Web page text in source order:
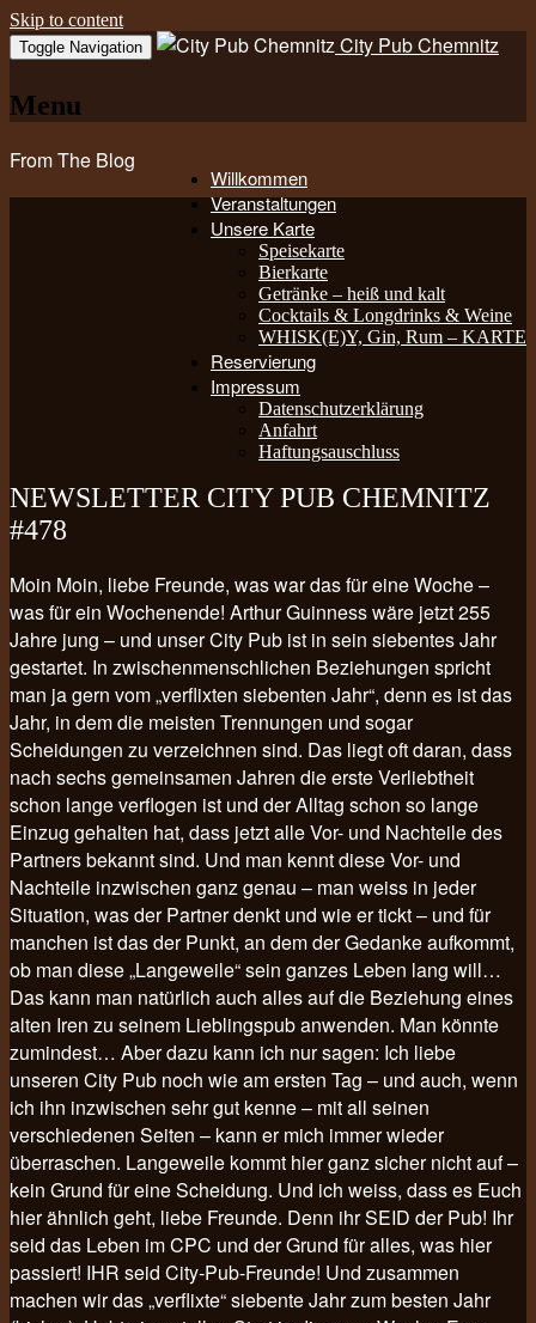
Skip to content
Toggle Navigation City Pub Chemnitz
Menu
Willkommen
Veranstaltungen
Unsere Karte
Speisekarte
Bierkarte
Getränke – heiß und kalt
Cocktails & Longdrinks & Weine
WHISK(E)Y, Gin, Rum – KARTE
Reservierung
Impressum
Datenschutzerklärung
Anfahrt
Haftungsauschluss
From The Blog
NEWSLETTER CITY PUB CHEMNITZ
#478
Moin Moin, liebe Freunde, was war das für eine Woche –
was für ein Wochenende! Arthur Guinness wäre jetzt 255
Jahre jung – und unser City Pub ist in sein siebentes Jahr
gestartet. In zwischenmenschlichen Beziehungen spricht
man ja gern vom „verflixten siebenten Jahr“, denn es ist das
Jahr, in dem die meisten Trennungen und sogar
Scheidungen zu verzeichnen sind. Das liegt oft daran, dass
nach sechs gemeinsamen Jahren die erste Verliebtheit
schon lange verflogen ist und der Alltag schon so lange
Einzug gehalten hat, dass jetzt alle Vor- und Nachteile des
Partners bekannt sind. Und man kennt diese Vor- und
Nachteile inzwischen ganz genau – man weiss in jeder
Situation, was der Partner denkt und wie er tickt – und für
manchen ist das der Punkt, an dem der Gedanke aufkommt,
ob man diese „Langeweile“ sein ganzes Leben lang will…
Das kann man natürlich auch alles auf die Beziehung eines
alten Iren zu seinem Lieblingspub anwenden. Man könnte
zumindest… Aber dazu kann ich nur sagen: Ich liebe
unseren City Pub noch wie am ersten Tag – und auch, wenn
ich ihn inzwischen sehr gut kenne – mit all seinen
verschiedenen Seiten – kann er mich immer wieder
überraschen. Langeweile kommt hier ganz sicher nicht auf –
kein Grund für eine Scheidung. Und ich weiss, dass es Euch
hier ähnlich geht, liebe Freunde. Denn ihr SEID der Pub! Ihr
seid das Leben im CPC und der Grund für alles, was hier
passiert! IHR seid City-Pub-Freunde! Und zusammen
machen wir das „verflixte“ siebente Jahr zum besten Jahr